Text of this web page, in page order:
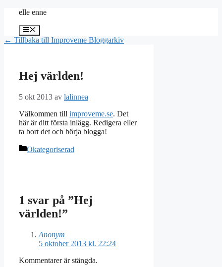
Hoppa
innehåll
elle enne
Meny
← Tillbaka till Improveme Bloggarkiv
Hej världen!
5 okt 2013 av lalinnea
Välkommen till improveme.se. Det
här är ditt första inlägg. Redigera eller
ta bort det och börja blogga!
Kategorier
Okategoriserad
1 svar på ”Hej
världen!”
Anonym
5 oktober 2013 kl. 22:24
Kommentarer är stängda.